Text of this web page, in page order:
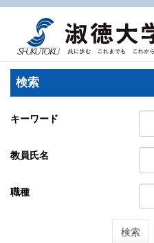
検索
キーワード
教員氏名
職種
検索